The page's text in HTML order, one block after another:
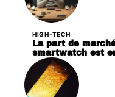
HIGH-TECH
La part de
smartwatch est